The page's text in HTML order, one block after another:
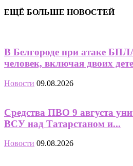
ЕЩЁ БОЛЬШЕ НОВОСТЕЙ
В Белгороде при атаке
человек, включая двоих
Новости 09.08.2026
Средства ПВО 9 августа
ВСУ над Татарстаном и...
Новости 09.08.2026